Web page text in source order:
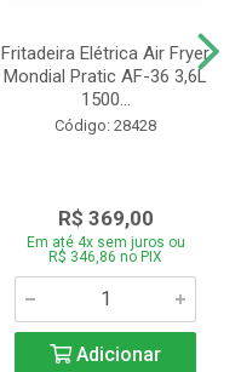
Fritadeira Elétrica Air Fryer
Mondial Pratic AF-36 3,6L
1500...
Código: 28428
R$ 369,00
Em até 4x sem juros ou
R$ 346,86 no PIX
Adicionar